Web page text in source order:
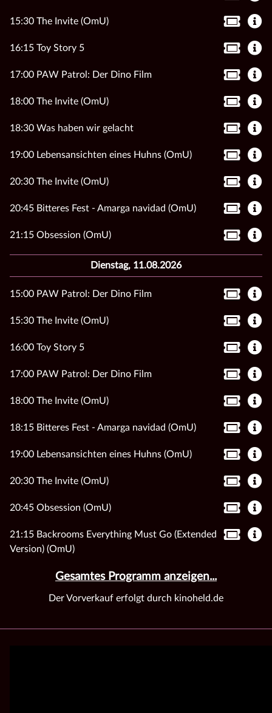
15:30 The Invite (OmU)
16:15 Toy Story 5
17:00 PAW Patrol: Der Dino Film
18:00 The Invite (OmU)
18:30 Was haben wir gelacht
19:00 Lebensansichten eines Huhns (OmU)
20:30 The Invite (OmU)
20:45 Bitteres Fest - Amarga navidad (OmU)
21:15 Obsession (OmU)
Dienstag, 11.08.2026
15:00 PAW Patrol: Der Dino Film
15:30 The Invite (OmU)
16:00 Toy Story 5
17:00 PAW Patrol: Der Dino Film
18:00 The Invite (OmU)
18:15 Bitteres Fest - Amarga navidad (OmU)
19:00 Lebensansichten eines Huhns (OmU)
20:30 The Invite (OmU)
20:45 Obsession (OmU)
21:15 Backrooms Everything Must Go (Extended
Version) (OmU)
Gesamtes Programm anzeigen...
Der Vorverkauf erfolgt durch kinoheld.de